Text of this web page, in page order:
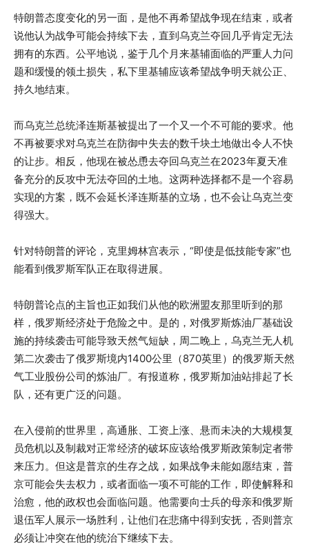
特朗普态度变化的另一面，是他不再希望战争现在结束，或者
说他认为战争可能会持续下去，直到乌克兰夺回几乎肯定无法
拥有的东西。公平地说，鉴于几个月来基辅面临的严重人力问
题和缓慢的领土损失，私下里基辅应该希望战争明天就公正、
持久地结束。
而乌克兰总统泽连斯基被提出了一个又一个不可能的要求。他
不再被要求对乌克兰在防御中失去的数千块土地做出令人不快
的让步。相反，他现在被怂恿去夺回乌克兰在2023年夏天准
备充分的反攻中无法夺回的土地。这两种选择都不是一个容易
实现的方案，既不会延长泽连斯基的立场，也不会让乌克兰变
得强大。
针对特朗普的评论，克里姆林宫表示，“即使是低技能专家”也
能看到俄罗斯军队正在取得进展。
特朗普论点的主旨也正如我们从他的欧洲盟友那里听到的那
样，俄罗斯经济处于危险之中。是的，对俄罗斯炼油厂基础设
施的持续袭击可能导致天然气短缺，周二晚上，乌克兰无人机
第二次袭击了俄罗斯境内1400公里（870英里）的俄罗斯天然
气工业股份公司的炼油厂。有报道称，俄罗斯加油站排起了长
队，还有更广泛的问题。
在入侵前的世界里，高通胀、工资上涨、悬而未决的大规模复
员危机以及制裁对正常经济的破坏应该给俄罗斯政策制定者带
来压力。但这是普京的生存之战，如果战争未能如愿结束，普
京可能会失去权力，或者面临一项不可能的工作，即使解释和
治愈，他的政权也会面临问题。他需要向士兵的母亲和俄罗斯
退伍军人展示一场胜利，让他们在悲痛中得到安抚，否则普京
必须让冲突在他的统治下继续下去。